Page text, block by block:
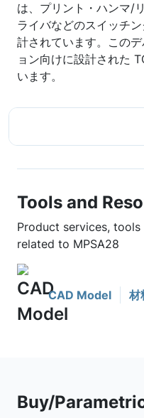
は、プリント・ハンマ/
ライバなどのスイッチ
計されています。この
ョン向けに設計された
います。
Tools and
Product services,
related to MPSA28
CAD Model 材
Buy/